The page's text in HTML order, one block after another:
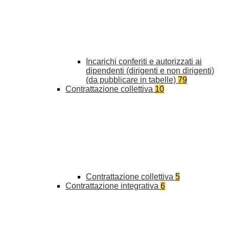
Incarichi conferiti e autorizzati ai
dipendenti (dirigenti e non dirigenti)
(da pubblicare in tabelle) 79
Contrattazione collettiva 10
Contrattazione collettiva 5
Contrattazione integrativa 6